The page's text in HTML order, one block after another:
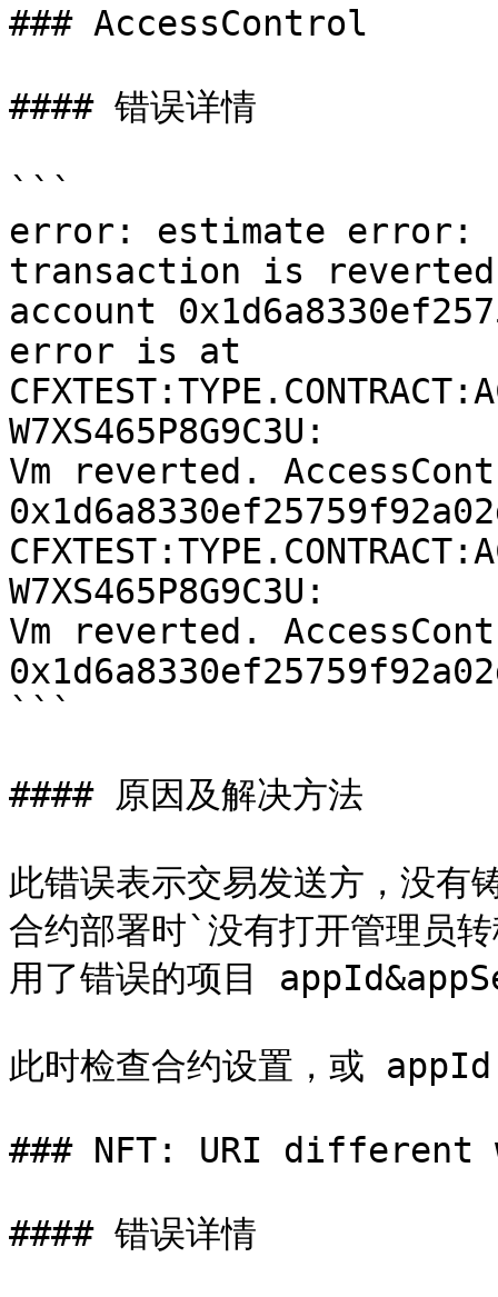
### AccessControl
#### 错误详情
```
error: estimate error:
transaction is
account
error is at
W7XS465P8G9C3U:
Vm reverted.
W7XS465P8G9C3U:
Vm reverted.
```
#### 原因及解决方法
此错误表示交易发送方，没
合约部署时`没有打开管理员
用了错误的项目
此时检查合约设置，或
### NFT: URI different
#### 错误详情